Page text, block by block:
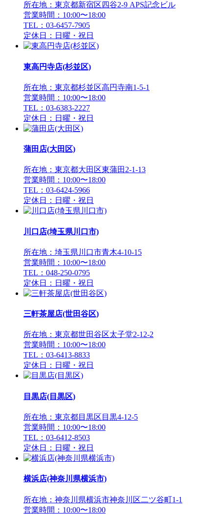
所在地：東京都新宿区四谷2-9 APS記念ビル
営業時間：10:00〜18:00
TEL：03-6457-7905
定休日：日曜・祝日
東高円寺店(杉並区)
所在地：東京都杉並区高円寺南1-5-1
営業時間：10:00〜18:00
TEL：03-6383-2227
定休日：日曜・祝日
蒲田店(大田区)
所在地：東京都大田区東蒲田2-1-13
営業時間：10:00〜18:00
TEL：03-6424-5966
定休日：日曜・祝日
川口店(埼玉県川口市)
所在地：埼玉県川口市青木4-10-15
営業時間：10:00〜18:00
TEL：048-250-0795
定休日：日曜・祝日
三軒茶屋店(世田谷区)
所在地：東京都世田谷区太子堂2-12-2
営業時間：10:00〜18:00
TEL：03-6413-8833
定休日：日曜・祝日
目黒店(目黒区)
所在地：東京都目黒区目黒4-12-5
営業時間：10:00〜18:00
TEL：03-6412-8503
定休日：日曜・祝日
横浜店(神奈川県横浜市)
所在地：神奈川県横浜市神奈川区二ツ谷町1-1
営業時間：10:00〜18:00